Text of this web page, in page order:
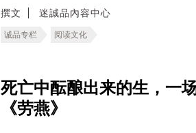
撰文 迷誠品內容中心
诚品专栏 阅读文化
死亡中酝酿出来的生，一
《劳燕》